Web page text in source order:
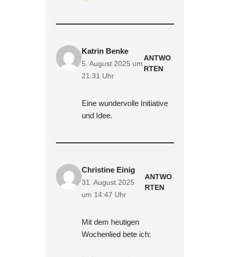
Katrin Benke
5. August 2025 um
21:31 Uhr
ANTWO
RTEN
Eine wundervolle Initiative
und Idee.
Christine Einig
31. August 2025
um 14:47 Uhr
ANTWO
RTEN
Mit dem heutigen
Wochenlied bete ich: